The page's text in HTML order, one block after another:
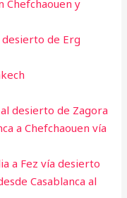
Chefchaouen y
de Erg
desierto de Zagora
a Chefchaouen vía
a Fez vía desierto
Casablanca al